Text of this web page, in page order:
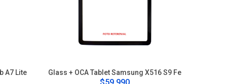
A7 Lite Glass + OCA Tablet Samsung X516 S9 Fe